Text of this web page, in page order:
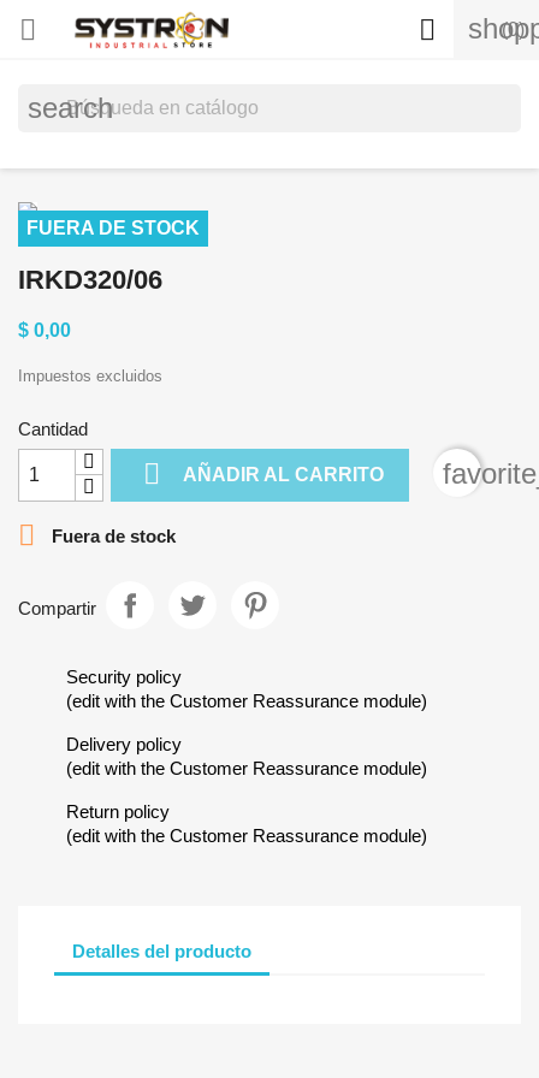
 (0)

search
FUERA DE STOCK
IRKD320/06
$ 0,00
Impuestos excluidos
Cantidad
 AÑADIR AL CARRITO

Fuera de stock
Compartir
Security policy
(edit with the Customer Reassurance module)
Delivery policy
(edit with the Customer Reassurance module)
Return policy
(edit with the Customer Reassurance module)
Detalles del producto